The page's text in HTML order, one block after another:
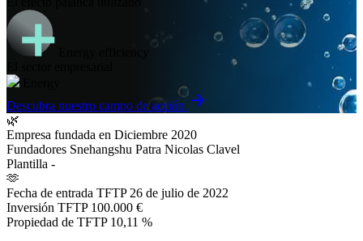
Descubra nuestro campo de acción arrow_forward
🌿
Empresa fundada en Diciembre 2020
Fundadores Snehangshu Patra Nicolas Clavel
Plantilla -
🫶
Fecha de entrada TFTP 26 de julio de 2022
Inversión TFTP 100.000 €
Propiedad de TFTP 10,11 %